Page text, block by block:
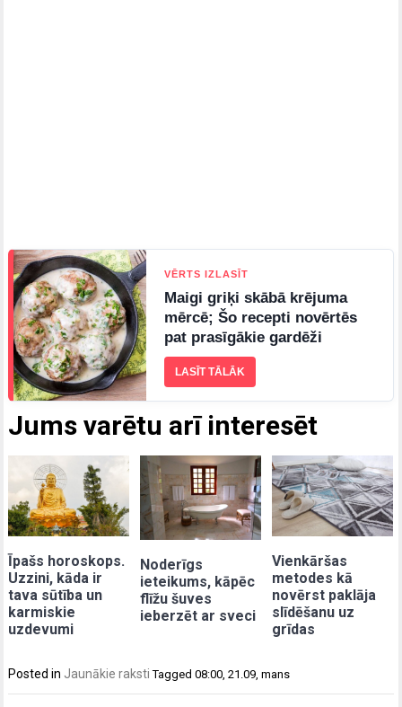
Jums varētu arī interesēt
Īpašs horoskops.
Uzzini, kāda ir
tava sūtība un
karmiskie
uzdevumi
Noderīgs
ieteikums, kāpēc
flīžu šuves
ieberzēt ar sveci
Vienkāršas
metodes kā
novērst paklāja
slīdēšanu uz
grīdas
VĒRTS IZLASĪT
Maigi griķi skābā krējuma
mērcē; Šo recepti novērtēs
pat prasīgākie gardēži
LASĪT TĀLĀK
Posted in Jaunākie raksti Tagged08:00 ,21.09 ,mans